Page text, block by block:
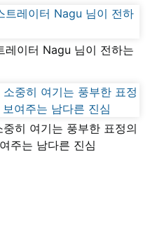
레이터 Nagu 님이 전하는
히 여기는 풍부한 표정의
주는 남다른 진심